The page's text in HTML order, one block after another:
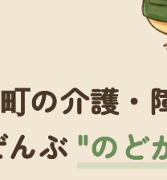
の介護・
ぶ "のど